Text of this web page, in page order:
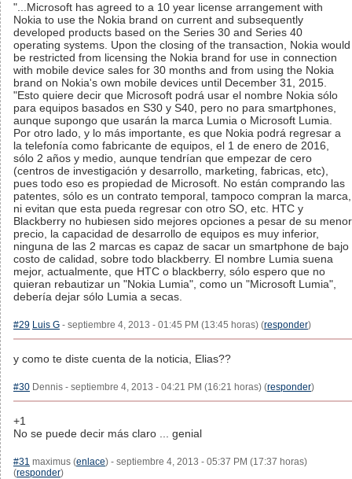
"...Microsoft has agreed to a 10 year license arrangement with
Nokia to use the Nokia brand on current and subsequently
developed products based on the Series 30 and Series 40
operating systems. Upon the closing of the transaction, Nokia would
be restricted from licensing the Nokia brand for use in connection
with mobile device sales for 30 months and from using the Nokia
brand on Nokia's own mobile devices until December 31, 2015.
"Esto quiere decir que Microsoft podrá usar el nombre Nokia sólo
para equipos basados en S30 y S40, pero no para smartphones,
aunque supongo que usarán la marca Lumia o Microsoft Lumia.
Por otro lado, y lo más importante, es que Nokia podrá regresar a
la telefonía como fabricante de equipos, el 1 de enero de 2016,
sólo 2 años y medio, aunque tendrían que empezar de cero
(centros de investigación y desarrollo, marketing, fabricas, etc),
pues todo eso es propiedad de Microsoft. No están comprando las
patentes, sólo es un contrato temporal, tampoco compran la marca,
ni evitan que esta pueda regresar con otro SO, etc. HTC y
Blackberry no hubiesen sido mejores opciones a pesar de su menor
precio, la capacidad de desarrollo de equipos es muy inferior,
ninguna de las 2 marcas es capaz de sacar un smartphone de bajo
costo de calidad, sobre todo blackberry. El nombre Lumia suena
mejor, actualmente, que HTC o blackberry, sólo espero que no
quieran rebautizar un "Nokia Lumia", como un "Microsoft Lumia",
debería dejar sólo Lumia a secas.
#29 Luis G - septiembre 4, 2013 - 01:45 PM (13:45 horas) (responder)
y como te diste cuenta de la noticia, Elias??
#30 Dennis - septiembre 4, 2013 - 04:21 PM (16:21 horas) (responder)
+1
No se puede decir más claro ... genial
#31 maximus (enlace) - septiembre 4, 2013 - 05:37 PM (17:37 horas)
(responder)